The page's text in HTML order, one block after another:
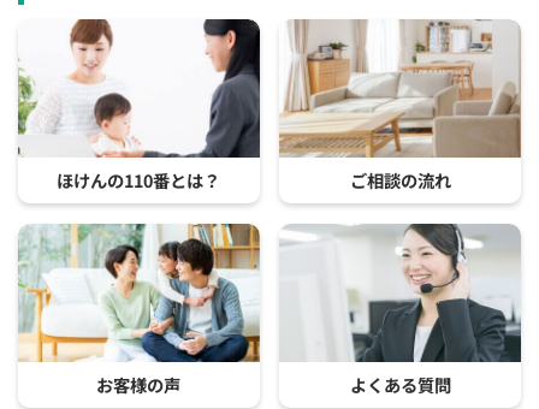
ほけんの110番とは？ ご相談の流れ
お客様の声 よくある質問